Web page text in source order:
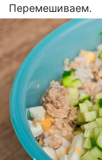
Перемешиваем.